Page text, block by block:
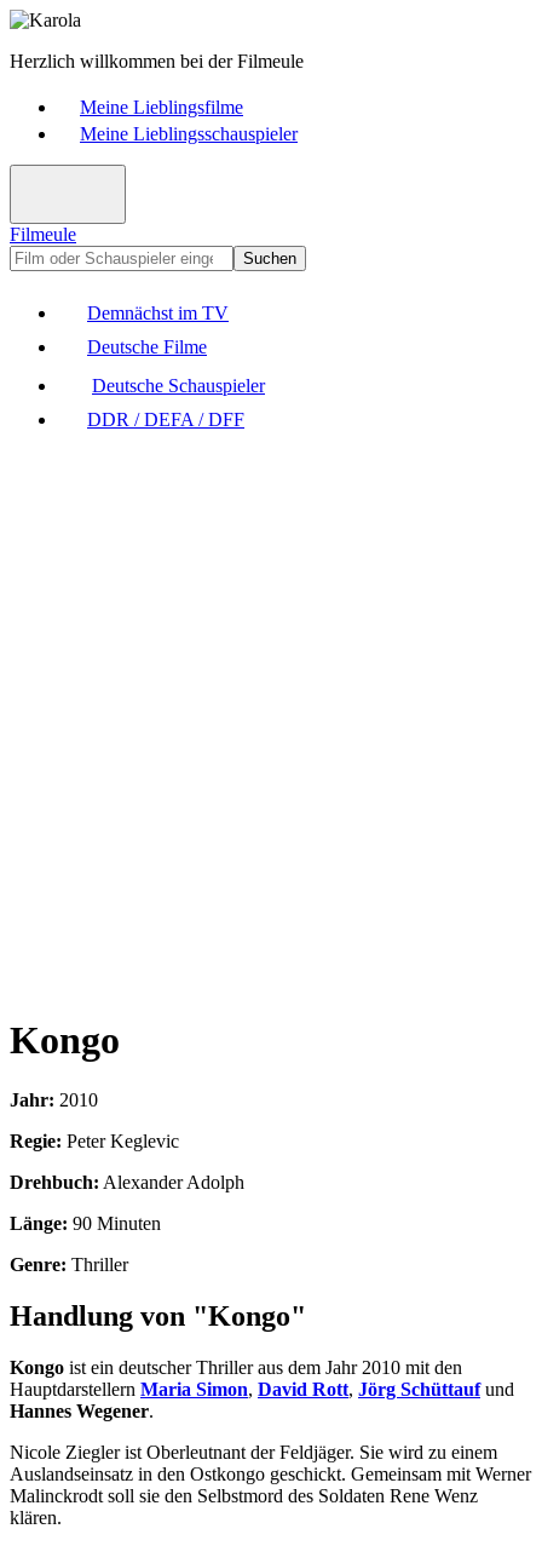
Herzlich willkommen bei der Filmeule
Meine Lieblingsfilme
Meine Lieblingsschauspieler
Filmeule
Suchen
Demnächst im TV
Deutsche Filme
Deutsche Schauspieler
DDR / DEFA / DFF
Kongo
Jahr: 2010
Regie: Peter Keglevic
Drehbuch: Alexander Adolph
Länge: 90 Minuten
Genre: Thriller
Handlung von "Kongo"
Kongo ist ein deutscher Thriller aus dem Jahr 2010 mit den
Hauptdarstellern Maria Simon, David Rott, Jörg Schüttaufund
Hannes Wegener.
Nicole Ziegler ist Oberleutnant der Feldjäger. Sie wird zu einem
Auslandseinsatz in den Ostkongo geschickt. Gemeinsam mit Werner
Malinckrodt soll sie den Selbstmord des Soldaten Rene Wenz
klären.